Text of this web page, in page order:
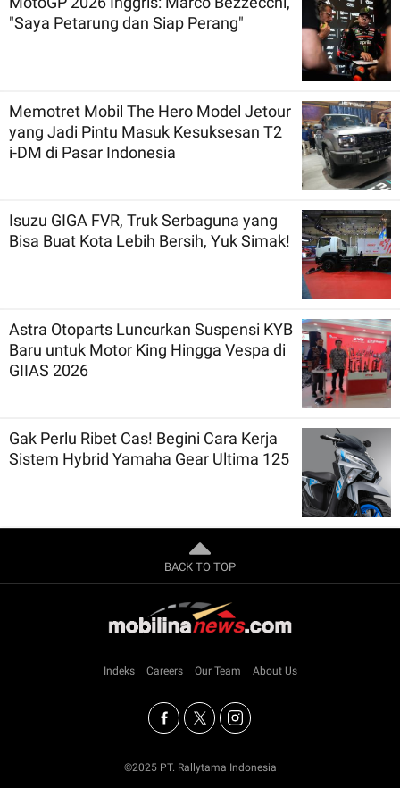
"Saya Petarung dan Siap Perang"
Memotret Mobil The Hero Model Jetour
yang Jadi Pintu Masuk Kesuksesan T2
i-DM di Pasar Indonesia
Isuzu GIGA FVR, Truk Serbaguna yang
Bisa Buat Kota Lebih Bersih, Yuk Simak!
Astra Otoparts Luncurkan Suspensi KYB
Baru untuk Motor King Hingga Vespa di
GIIAS 2026
Gak Perlu Ribet Cas! Begini Cara Kerja
Sistem Hybrid Yamaha Gear Ultima 125
BACK TO TOP
Indeks Careers Our Team About Us
©2025 PT. Rallytama Indonesia